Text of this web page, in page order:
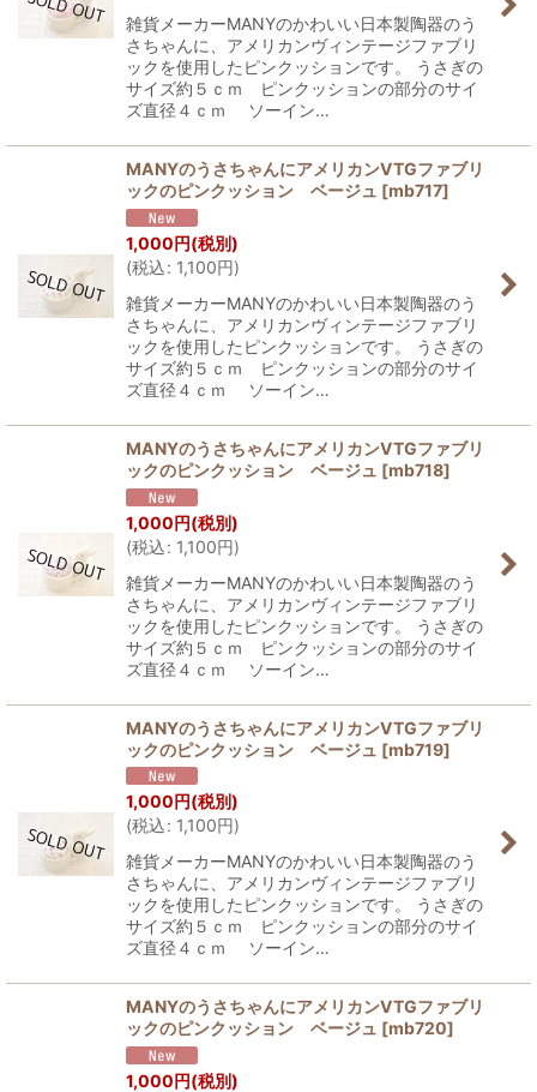
雑貨メーカーMANYのかわいい日本製陶器のう
さちゃんに、アメリカンヴィンテージファブリ
ックを使用したピンクッションです。 うさぎの
サイズ約５ｃｍ ピンクッションの部分のサイ
ズ直径４ｃｍ ソーイン…
MANYのうさちゃんにアメリカンVTGファブリ
ックのピンクッション ベージュ [mb717]
1,000円(税別)
(税込: 1,100円)
雑貨メーカーMANYのかわいい日本製陶器のう
さちゃんに、アメリカンヴィンテージファブリ
ックを使用したピンクッションです。 うさぎの
サイズ約５ｃｍ ピンクッションの部分のサイ
ズ直径４ｃｍ ソーイン…
MANYのうさちゃんにアメリカンVTGファブリ
ックのピンクッション ベージュ [mb718]
1,000円(税別)
(税込: 1,100円)
雑貨メーカーMANYのかわいい日本製陶器のう
さちゃんに、アメリカンヴィンテージファブリ
ックを使用したピンクッションです。 うさぎの
サイズ約５ｃｍ ピンクッションの部分のサイ
ズ直径４ｃｍ ソーイン…
MANYのうさちゃんにアメリカンVTGファブリ
ックのピンクッション ベージュ [mb719]
1,000円(税別)
(税込: 1,100円)
雑貨メーカーMANYのかわいい日本製陶器のう
さちゃんに、アメリカンヴィンテージファブリ
ックを使用したピンクッションです。 うさぎの
サイズ約５ｃｍ ピンクッションの部分のサイ
ズ直径４ｃｍ ソーイン…
MANYのうさちゃんにアメリカンVTGファブリ
ックのピンクッション ベージュ [mb720]
1,000円(税別)